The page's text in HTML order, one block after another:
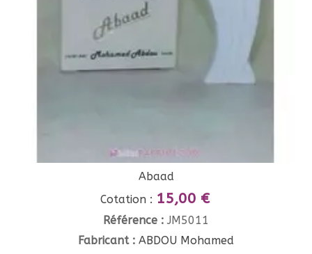
Abaad
Cotation : 15,00 €
Référence : JM5011
Fabricant : ABDOU Mohamed